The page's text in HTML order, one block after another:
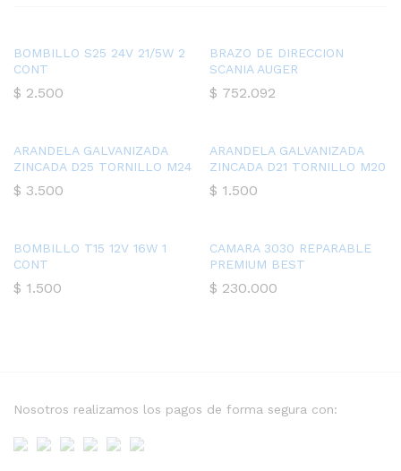
BOMBILLO S25 24V 21/5W 2
CONT
$ 2.500
BRAZO DE DIRECCION
SCANIA AUGER
$ 752.092
ARANDELA GALVANIZADA
ZINCADA D25 TORNILLO M24
$ 3.500
ARANDELA GALVANIZADA
ZINCADA D21 TORNILLO M20
$ 1.500
BOMBILLO T15 12V 16W 1
CONT
$ 1.500
CAMARA 3030 REPARABLE
PREMIUM BEST
$ 230.000
Nosotros realizamos los pagos de forma segura con: